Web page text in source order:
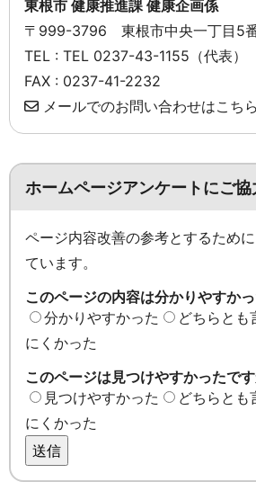
東根市 健康推進課 健康企画係
〒999-3796 東根市中央一丁目5
TEL : TEL 0237-43-1155（代表）
FAX : 0237-41-2232
メールでのお問い合わせはこちら
ホームページアンケートにご
ページ内容改善の参考とするため
ています。
このページの内容は分かりやすか
分かりやすかった
どちらとも
にくかった
このページは見つけやすかったで
見つけやすかった
どちらとも
にくかった
送信